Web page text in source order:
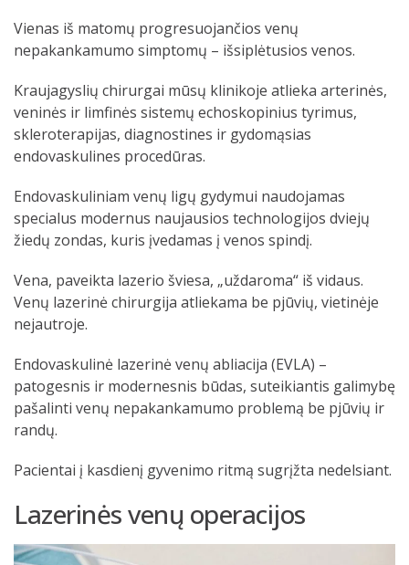
Vienas iš matomų progresuojančios venų
nepakankamumo simptomų – išsiplėtusios venos.
Kraujagyslių chirurgai mūsų klinikoje atlieka arterinės,
veninės ir limfinės sistemų echoskopinius tyrimus,
skleroterapijas, diagnostines ir gydomąsias
endovaskulines procedūras.
Endovaskuliniam venų ligų gydymui naudojamas
specialus modernus naujausios technologijos dviejų
žiedų zondas, kuris įvedamas į venos spindį.
Vena, paveikta lazerio šviesa, „uždaroma“ iš vidaus.
Venų lazerinė chirurgija atliekama be pjūvių, vietinėje
nejautroje.
Endovaskulinė lazerinė venų abliacija (EVLA) –
patogesnis ir modernesnis būdas, suteikiantis galimybę
pašalinti venų nepakankamumo problemą be pjūvių ir
randų.
Pacientai į kasdienį gyvenimo ritmą sugrįžta nedelsiant.
Lazerinės venų operacijos